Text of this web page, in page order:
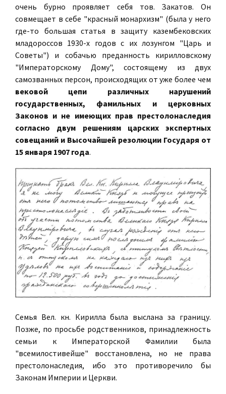
очень бурно проявляет себя тов. Закатов. Он
совмещает в себе "красный монархизм" (была у него
где-то большая статья в защиту казембековских
младороссов 1930-х годов с их лозунгом "Царь и
Советы") и собачью преданность кирилловскому
"Императорскому Дому", состоящему из двух
самозванных персон, происходящих от уже более чем
вековой цепи различных нарушений
государственных, фамильных и церковных
Законов и не имеющих прав престолонаследия
согласно двум решениям царских экспертных
совещаний и Высочайшей резолюции Государя от
15 января 1907 года.
Семья Вел. кн. Кирилла была выслана за границу.
Позже, по просьбе родственников, принадлежность
семьи к Императорской Фамилии была
"всемилостивейше" восстановлена, но не права
престолонаследия, ибо это противоречило бы
Законам Империи и Церкви.